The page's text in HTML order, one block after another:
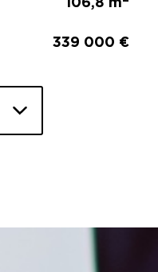
106,8 m
339 000 €